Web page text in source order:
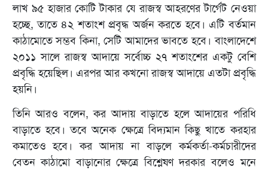
লাখ ৯৫ হাজার কোটি টাকার যে রাজস্ব আহরণের টার্গেট নেওয়া
হচ্ছে, তাতে ৪২ শতাংশ প্রবৃদ্ধ অর্জন করতে হবে। এটি বর্তমান
কাঠামোতে সম্ভব কিনা, সেটি আমাদের ভাবতে হবে। বাংলাদেশে
২০১১ সালে রাজস্ব আদায়ে সর্বোচ্চ ২৭ শতাংশের একটু বেশি
প্রবৃদ্ধি হয়েছিল। এরপর আর কখনো রাজস্ব আদায়ে এতটা প্রবৃদ্ধি
হয়নি।
তিনি আরও বলেন, কর আদায় বাড়াতে হলে আদায়ের পরিধি
বাড়াতে হবে। তবে অনেক ক্ষেত্রে বিদ্যমান কিছু খাতে করহার
কমাতেও হবে। কর আদায় না বাড়লে কর্মকর্তা-কর্মচারীদের
বেতন কাঠামো বাড়ানোর ক্ষেত্রে বিশ্লেষণ দরকার বলেও মনে